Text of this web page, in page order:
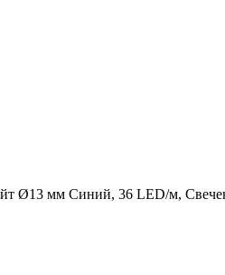
Ø13 мм Синий, 36 LED/м,